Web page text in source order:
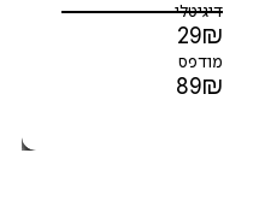
דיגיטלי
29₪
מודפס
89₪